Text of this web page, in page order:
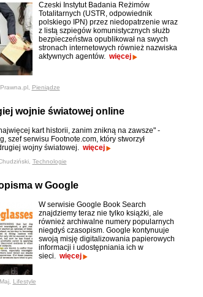
Czeski Instytut Badania Reżimów
Totalitarnych (USTR, odpowiednik
polskiego IPN) przez niedopatrzenie wraz
z listą szpiegów komunistycznych służb
bezpieczeństwa opublikował na swych
stronach internetowych również nazwiska
aktywnych agentów. więcej
Pieniądze
wojnie światowej online
kart historii, zanim znikną na zawsze" -
szef serwisu Footnote.com, który stworzył
wojny światowej. więcej
Technologie
w Google
W serwisie Google Book Search
znajdziemy teraz nie tylko książki, ale
również archiwalne numery popularnych
niegdyś czasopism. Google kontynuuje
swoją misję digitalizowania papierowych
informacji i udostępniania ich w
sieci. więcej
Lifestyle